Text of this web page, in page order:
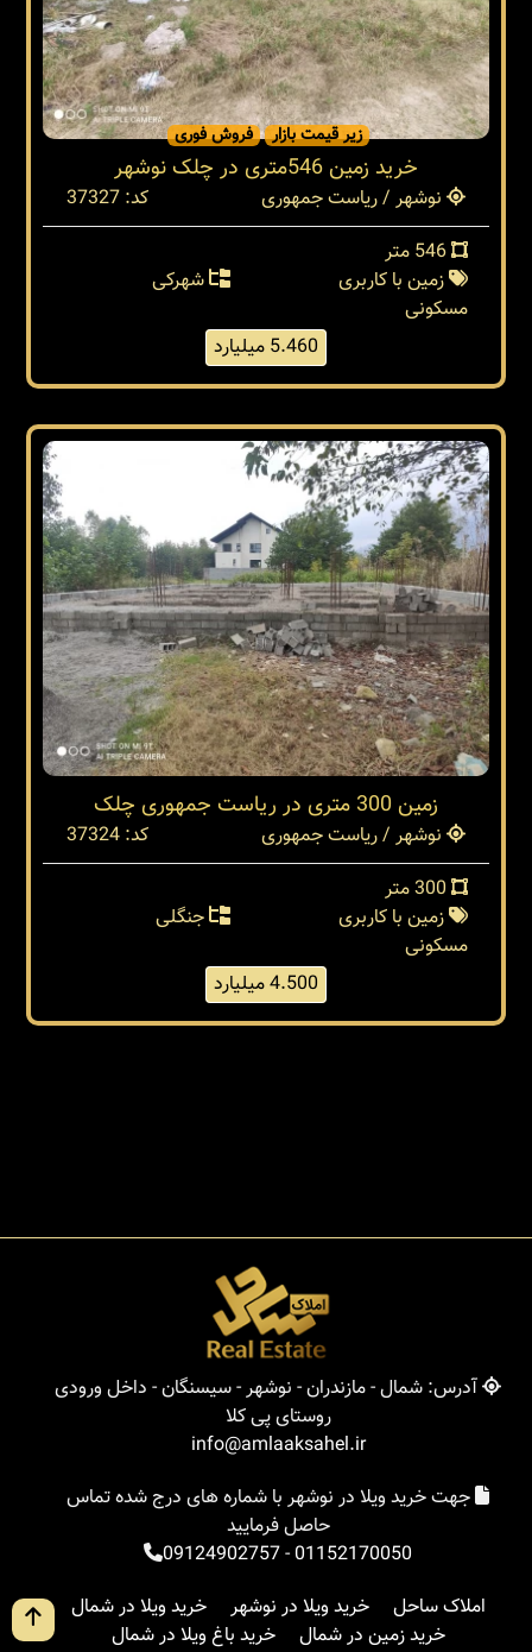
زیر قیمت بازار فروش فوری
خرید زمین 546متری در چلک نوشهر
نوشهر / ریاست جمهوری
کد: 37327
زمین با کاربری
مسکونی
شهرکی
5.460 میلیارد
زمین 300 متری در ریاست جمهوری چلک
نوشهر / ریاست جمهوری
کد: 37324
زمین با کاربری
مسکونی
جنگلی
4.500 میلیارد
آدرس: شمال - مازندران - نوشهر - سیسنگان - داخل ورودی
روستای پی کلا
info@amlaaksahel.ir
جهت خرید ویلا در نوشهر با شماره های درج شده تماس
حاصل فرمایید
01152170050
-
09124902757
املاک ساحل
خرید ویلا در نوشهر
خرید ویلا در شمال
خرید زمین در شمال
خرید باغ ویلا در شمال